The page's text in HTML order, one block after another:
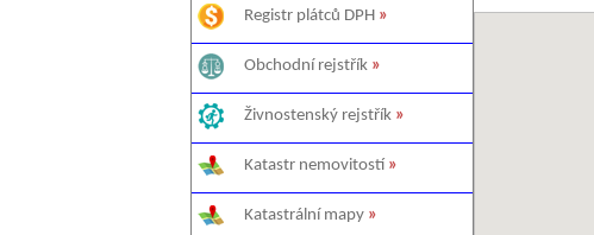
Registr plátců DPH »
Obchodní rejstřík »
Živnostenský rejstřík »
Katastr nemovitostí »
Katastrální mapy »